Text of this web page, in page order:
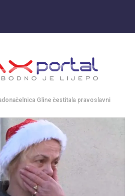
Gline čestitala pravoslavni